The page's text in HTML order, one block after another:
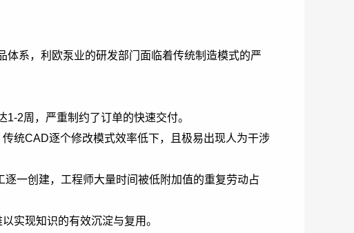
系，利欧泵业的研发部门面临着传统制造模式的严
2周，严重制约了订单的快速交付。
统CAD逐个修改模式效率低下，且极易出现人为干涉
一创建，工程师大量时间被低附加值的重复劳动占
实现知识的有效沉淀与复用。